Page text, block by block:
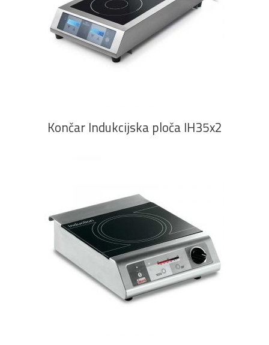
PROČITAJ VIŠE
Končar Indukcijska ploča IH35x2
PROČITAJ VIŠE